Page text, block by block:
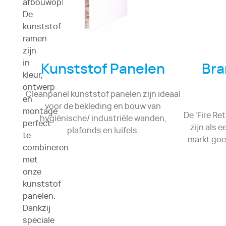
afbouwoplossingen.
De
kunststof
ramen
zijn
in
kleur,
ontwerp
en
montage
perfect
te
combineren
met
onze
kunststof
panelen.
Dankzij
speciale
Kunststof Panelen
Cleanpanel kunststof panelen zijn ideaal
voor de bekleding en bouw van
hygiënische/ industriële wanden,
plafonds en luifels.
De ‘Fire
zijn als
markt